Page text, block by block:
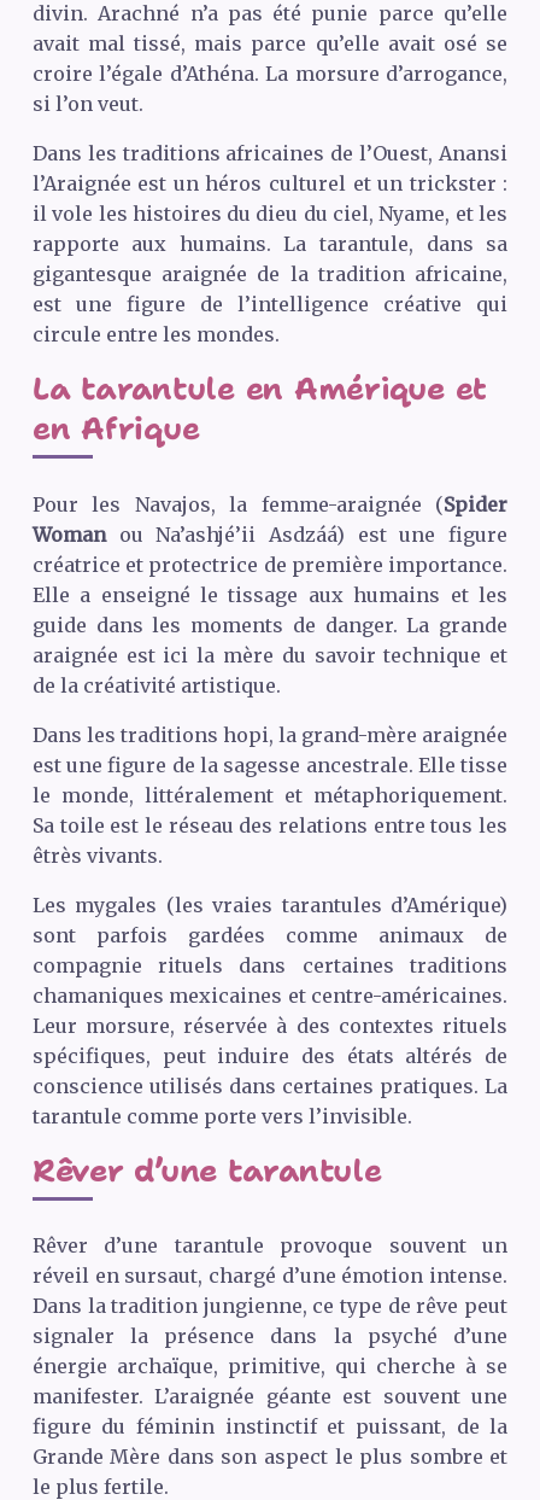
divin. Arachné n’a pas été punie parce qu’elle
avait mal tissé, mais parce qu’elle avait osé se
croire l’égale d’Athéna. La morsure d’arrogance,
si l’on veut.
Dans les traditions africaines de l’Ouest, Anansi
l’Araignée est un héros culturel et un trickster :
il vole les histoires du dieu du ciel, Nyame, et les
rapporte aux humains. La tarantule, dans sa
gigantesque araignée de la tradition africaine,
est une figure de l’intelligence créative qui
circule entre les mondes.
La tarantule en Amérique et
en Afrique
Pour les Navajos, la femme-araignée (Spider
Womanou Na’ashjé’ii Asdzáá) est une figure
créatrice et protectrice de première importance.
Elle a enseigné le tissage aux humains et les
guide dans les moments de danger. La grande
araignée est ici la mère du savoir technique et
de la créativité artistique.
Dans les traditions hopi, la grand-mère araignée
est une figure de la sagesse ancestrale. Elle tisse
le monde, littéralement et métaphoriquement.
Sa toile est le réseau des relations entre tous les
êtrès vivants.
Les mygales (les vraies tarantules d’Amérique)
sont parfois gardées comme animaux de
compagnie rituels dans certaines traditions
chamaniques mexicaines et centre-américaines.
Leur morsure, réservée à des contextes rituels
spécifiques, peut induire des états altérés de
conscience utilisés dans certaines pratiques. La
tarantule comme porte vers l’invisible.
Rêver d’une tarantule
Rêver d’une tarantule provoque souvent un
réveil en sursaut, chargé d’une émotion intense.
Dans la tradition jungienne, ce type de rêve peut
signaler la présence dans la psyché d’une
énergie archaïque, primitive, qui cherche à se
manifester. L’araignée géante est souvent une
figure du féminin instinctif et puissant, de la
Grande Mère dans son aspect le plus sombre et
le plus fertile.